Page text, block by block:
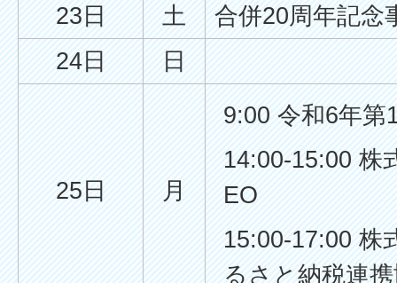
23日 土
合併20周年記念
24日
日
25日 月
9:00 令和6年第
14:00-15:00 株
EO
15:00-17:00 株
るさと納税連